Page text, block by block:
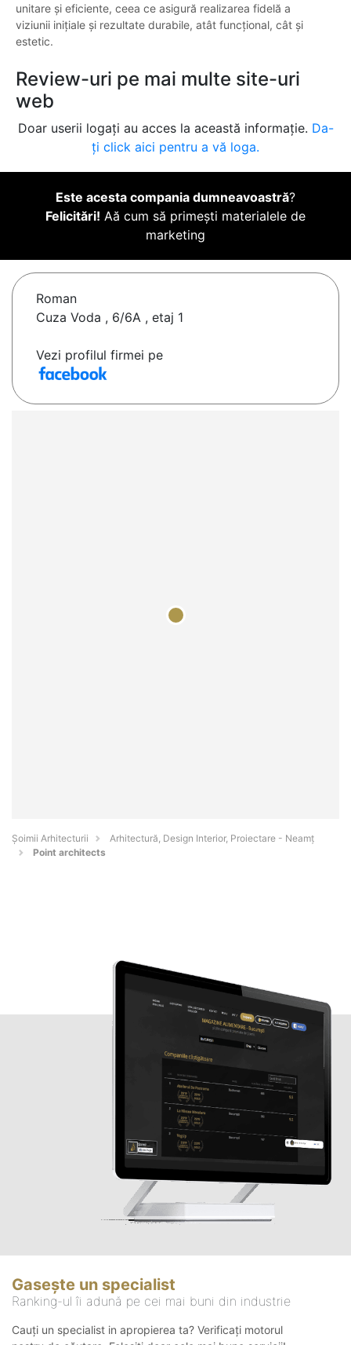
unitare și eficiente, ceea ce asigură realizarea fidelă a
viziunii inițiale și rezultate durabile, atât funcțional, cât și
estetic.
Review-uri pe mai multe site-uri
web
Doar userii logați au acces la această informație. Da-
ți click aici pentru a vă loga.
Este acesta compania dumneavoastră?
Felicitări! Aă cum să primești materialele de
marketing
Roman
Cuza Voda , 6/6A , etaj 1
Vezi profilul firmei pe
Șoimii Arhitecturii
Arhitectură, Design Interior, Proiectare - Neamţ
Point architects
Gasește un specialist
Ranking-ul îi adună pe cei mai buni din industrie
Cauți un specialist in apropierea ta? Verificați motorul